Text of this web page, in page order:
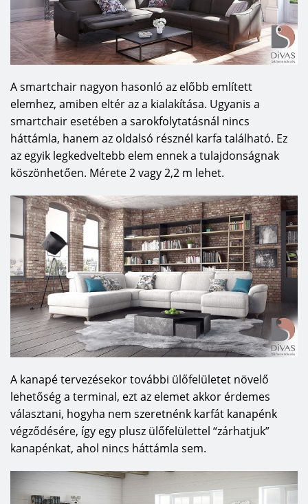
A smartchair nagyon hasonló az előbb említett
elemhez, amiben eltér az a kialakítása. Ugyanis a
smartchair esetében a sarokfolytatásnál nincs
háttámla, hanem az oldalsó résznél karfa található. Ez
az egyik legkedveltebb elem ennek a tulajdonságnak
köszönhetően. Mérete 2 vagy 2,2 m lehet.
A kanapé tervezésekor további ülőfelületet növelő
lehetőség a terminal, ezt az elemet akkor érdemes
választani, hogyha nem szeretnénk karfát kanapénk
végződésére, így egy plusz ülőfelülettel “zárhatjuk”
kanapénkat, ahol nincs háttámla sem.